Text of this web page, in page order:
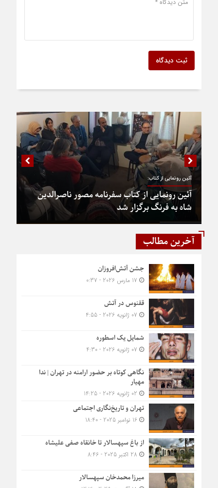
ثبت دیدگاه
آئین رونمایی از کتاب:
آئین رونمایی از کتاب سفرنامه مصور ناصرالدین
شاه به فرنگ برگزار شد
آخرین مطالب
جشن آتش‌افروزان
ققنوس در آتش
شمایل یک اسطوره
نگاهی کوتاه بر حضور ارامنه در تهران | ندا
مهیار
تهران و تاریخ‌نگاری اجتماعی
16 نوامبر 2025 - 18:40
از باغ سپهسالار تا خانقاه صفی علیشاه
میرزا محمدخان سپهسالار